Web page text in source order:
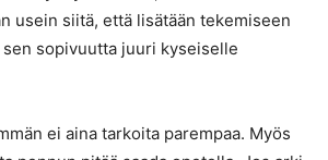
usein siitä, että lisätään tekemiseen
sen sopivuutta juuri kyseiselle
ei aina tarkoita parempaa. Myös